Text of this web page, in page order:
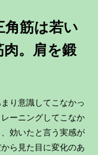
角筋は若い
。肩を鍛
り意識してこなかっ
ーニングしてこなか
効いたと言う実感が
ら見た目に変化のあ